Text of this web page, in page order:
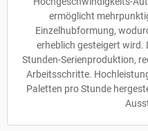
ermöglicht
Einzelhubformung,
erheblich gesteigert wird.
Stunden-Serienproduktion,
Arbeitsschritte.
Paletten pro Stunde